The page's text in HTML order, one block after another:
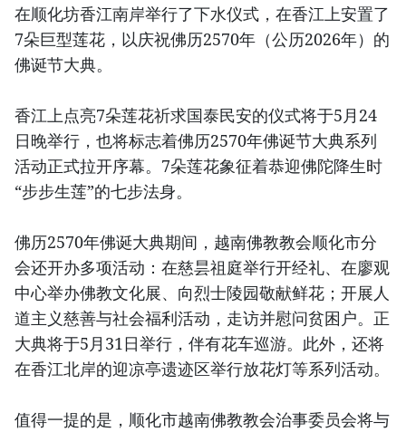
在顺化坊香江南岸举行了下水仪式，在香江上安置了
7朵巨型莲花，以庆祝佛历2570年（公历2026年）的
佛诞节大典。
香江上点亮7朵莲花祈求国泰民安的仪式将于5月24
日晚举行，也将标志着佛历2570年佛诞节大典系列
活动正式拉开序幕。7朵莲花象征着恭迎佛陀降生时
“步步生莲”的七步法身。
佛历2570年佛诞大典期间，越南佛教教会顺化市分
会还开办多项活动：在慈昙祖庭举行开经礼、在廖观
中心举办佛教文化展、向烈士陵园敬献鲜花；开展人
道主义慈善与社会福利活动，走访并慰问贫困户。正
大典将于5月31日举行，伴有花车巡游。此外，还将
在香江北岸的迎凉亭遗迹区举行放花灯等系列活动。
值得一提的是，顺化市越南佛教教会治事委员会将与